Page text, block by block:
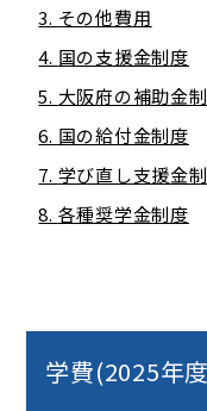
その他費用
国の支援金制度
大阪府の補助金
国の給付金制度
学び直し支援金
各種奨学金制度
学費(2025年